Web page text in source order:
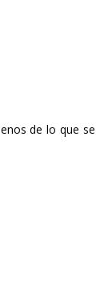
de lo que se